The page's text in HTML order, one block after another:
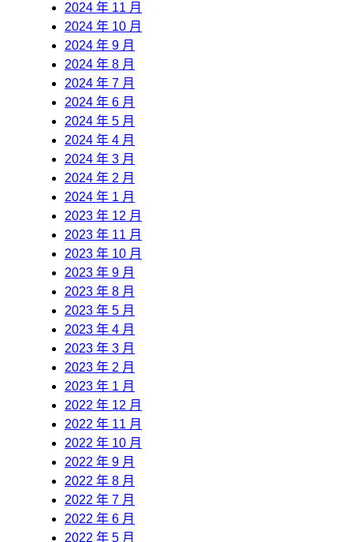
2024 年 11 月
2024 年 10 月
2024 年 9 月
2024 年 8 月
2024 年 7 月
2024 年 6 月
2024 年 5 月
2024 年 4 月
2024 年 3 月
2024 年 2 月
2024 年 1 月
2023 年 12 月
2023 年 11 月
2023 年 10 月
2023 年 9 月
2023 年 8 月
2023 年 5 月
2023 年 4 月
2023 年 3 月
2023 年 2 月
2023 年 1 月
2022 年 12 月
2022 年 11 月
2022 年 10 月
2022 年 9 月
2022 年 8 月
2022 年 7 月
2022 年 6 月
2022 年 5 月